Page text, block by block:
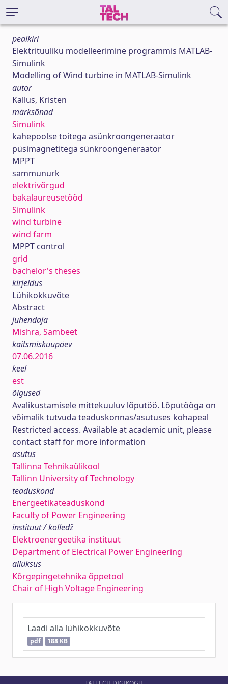
pealkiri
Elektrituuliku modelleerimine programmis MATLAB-
Simulink
Modelling of Wind turbine in MATLAB-Simulink
autor
Kallus, Kristen
märksõnad
Simulink
kahepoolse toitega asünkroongeneraator
püsimagnetitega sünkroongeneraator
MPPT
sammunurk
elektrivõrgud
bakalaureusetööd
Simulink
wind turbine
wind farm
MPPT control
grid
bachelor's theses
kirjeldus
Lühikokkuvõte
Abstract
juhendaja
Mishra, Sambeet
kaitsmiskuupäev
07.06.2016
keel
est
õigused
Avalikustamisele mittekuuluv lõputöö. Lõputööga on
võimalik tutvuda teaduskonnas/asutuses kohapeal
Restricted access. Available at academic unit, please
contact staff for more information
asutus
Tallinna Tehnikaülikool
Tallinn University of Technology
teaduskond
Energeetikateaduskond
Faculty of Power Engineering
instituut / kolledž
Elektroenergeetika instituut
Department of Electrical Power Engineering
allüksus
Kõrgepingetehnika õppetool
Chair of High Voltage Engineering
Laadi alla lühikokkuvõte
pdf 188 KB